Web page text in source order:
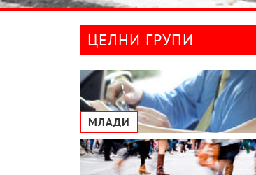
ЦЕЛНИ ГРУПИ
МЛАДИ